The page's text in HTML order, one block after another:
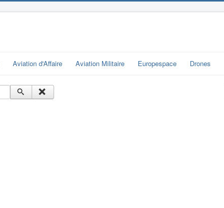
Aviation d'Affaire Aviation Militaire Europespace Drones